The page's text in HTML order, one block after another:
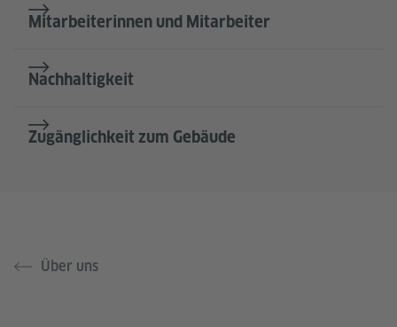
Mitarbeiterinnen und Mitarbeiter
Nachhaltigkeit
Zugänglichkeit zum Gebäude
Über uns